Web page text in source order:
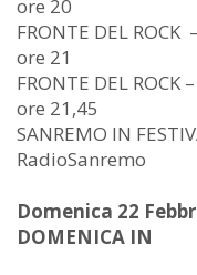
ore 20
FRONTE DEL ROCK
ore 21
FRONTE DEL ROCK
ore 21,45
SANREMO IN
RadioSanremo
Domenica 22
DOMENICA IN